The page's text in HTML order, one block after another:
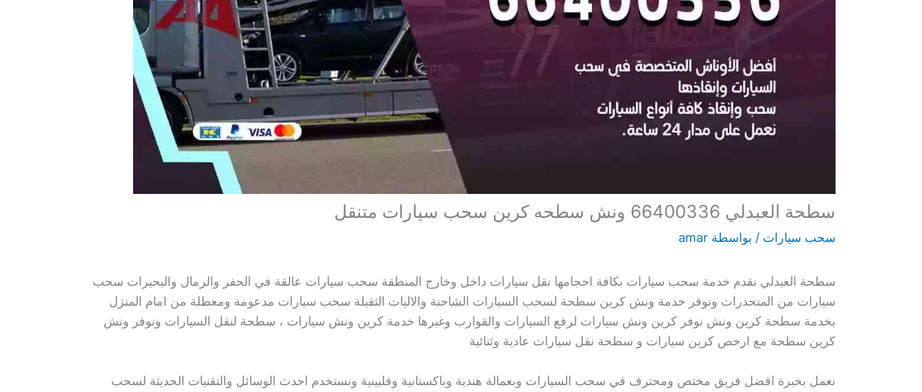
سطحة العبدلي 66400336 ونش سطحه كرين سحب سيارات متنقل
سحب سيارات / بواسطة amar
سطحة العبدلي نقدم خدمة سحب سيارات بكافة احجامها نقل سيارات داخل وخارج المنطقة سحب سيارات عالقة في الحفر والرمال والبحيرات سحب
سيارات من المنحدرات ونوفر خدمة ونش كرين سطحة لسحب السيارات الشاحنة والاليات الثقيلة سحب سيارات مدعومة ومعطلة من امام المنزل
بخدمة سطحة كرين ونش نوفر كرين ونش سيارات لرفع السيارات والقوارب وغيرها خدمة كرين ونش سيارات ، سطحة لنقل السيارات ونوفر ونش
كرين سطحة مع ارخص كرين سيارات و سطحة نقل سيارات عادية وثنائية
نعمل بخبرة افضل فريق مختص ومحترف في سحب السيارات وبعمالة هندية وباكستانية وفلبينية ونستخدم احدث الوسائل والتقنيات الحديثة لسحب